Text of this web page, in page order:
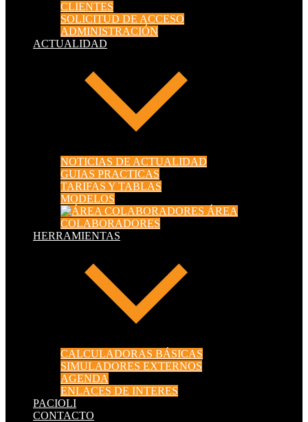
CLIENTES
SOLICITUD DE ACCESO
ADMINISTRACIÓN
ACTUALIDAD
NOTICIAS DE ACTUALIDAD
GUIAS PRACTICAS
TARIFAS Y TABLAS
MODELOS
ÁREA
COLABORADORES
HERRAMIENTAS
CALCULADORAS BÁSICAS
SIMULADORES EXTERNOS
AGENDA
ENLACES DE INTERES
PACIOLI
CONTACTO